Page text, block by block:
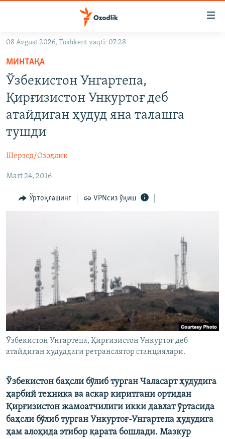
Асосий
навигацияга
ўтинг
Қидиришга
ўтинг
OZODVIDEO
На русском
08 Avgust 2026, Toshkent vaqti: 07:28
МИНТАҚА
Ўзбекистон Унгартепа,
Қирғизистон Ункуртоғ деб
атайдиган ҳудуд яна талашга
тушди
Шерзод/Озодлик
Mart 24, 2016
Ўртоқлашинг VPNсиз ўқиш
Ўзбекистон Унгартепа, Қирғизистон Ункуртоғ деб
атайдиган ҳудуддаги ретранслятор станциялари.
Ўзбекистон баҳсли бўлиб турган Чаласарт ҳудудига
ҳарбий техника ва аскар киритгани ортидан
Қирғизистон жамоатчилиги икки давлат ўртасида
баҳсли бўлиб турган Ункуртоғ-Унгартепа ҳудудига
ҳам алоҳида этибор қарата бошлади. Мазкур